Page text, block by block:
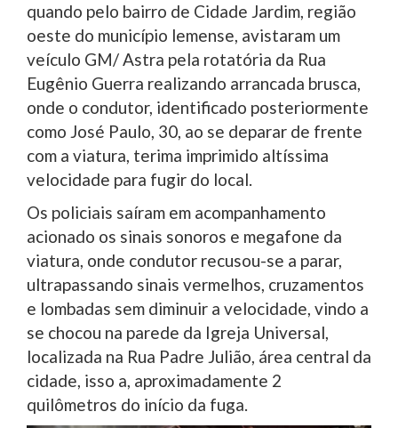
quando pelo bairro de Cidade Jardim, região
oeste do município lemense, avistaram um
veículo GM/ Astra pela rotatória da Rua
Eugênio Guerra realizando arrancada brusca,
onde o condutor, identificado posteriormente
como José Paulo, 30, ao se deparar de frente
com a viatura, terima imprimido altíssima
velocidade para fugir do local.
Os policiais saíram em acompanhamento
acionado os sinais sonoros e megafone da
viatura, onde condutor recusou-se a parar,
ultrapassando sinais vermelhos, cruzamentos
e lombadas sem diminuir a velocidade, vindo a
se chocou na parede da Igreja Universal,
localizada na Rua Padre Julião, área central da
cidade, isso a, aproximadamente 2
quilômetros do início da fuga.